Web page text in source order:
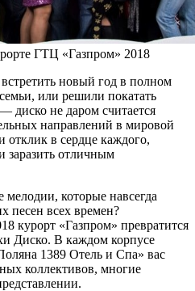
ГТЦ «Газпром» 2018
новый год в полном
или решили покатать
диско не даром считается
направлений в мировой
отклик в сердце каждого,
заразить отличным
которые навсегда
песен всех времен?
курорт «Газпром» превратится
Диско. В каждом корпусе
1389 Отель и Спа» вас
коллективов, многие